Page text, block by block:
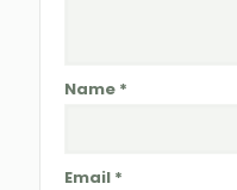
Name *
Email *